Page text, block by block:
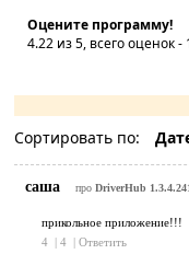
Оцените программу!
4.22из 5, всего оценок -
Сортировать по:
саша про DriverHub
прикольное приложение!!!
4 | 4 | Ответить